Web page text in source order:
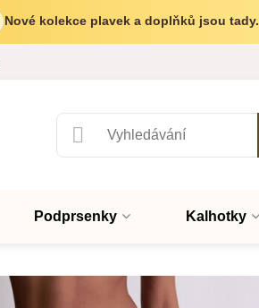
Nové kolekce plavek a doplňků jsou tady.
Podprsenky Kalhotky